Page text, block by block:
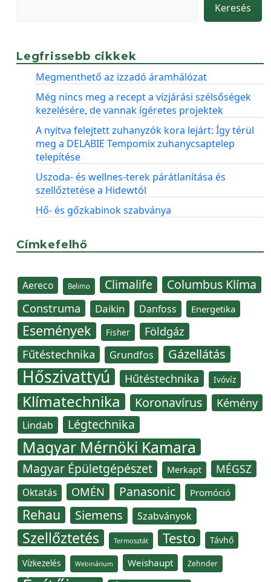
Keresés
Legfrissebb cikkek
Megmenthető az izzadó áramhálózat
Még nincs meg a recept a vízjárási szélsőségek
kezelésére, de vannak ígéretes projektek
A nyitva felejtett zuhanyzók kora lejárt: Így térül
meg a DELABIE Tempomix zuhanycsaptelep
telepítése
Uszoda- és wellnes-terek párátlanítása és
szellőztetése a Hidewtól
Hő- és gőzkabinok szabványa
Címkefelhő
Aereco Belimo Climalife Columbus Klíma
Construma Daikin Danfoss Energetika
Események Fisher Földgáz
Fűtéstechnika Grundfos Gázellátás
Hőszivattyú Hűtéstechnika Ivóvíz
Klímatechnika Koronavírus Kémény
Lindab Légtechnika
Magyar Mérnöki Kamara
Magyar Épületgépészet Merkapt MÉGSZ
Oktatás OMÉN Panasonic Promóció
Rehau Siemens Szabványok
Szellőztetés Termosztát Testo Távhő
Vízkezelés Webinárium Weishaupt Zehnder